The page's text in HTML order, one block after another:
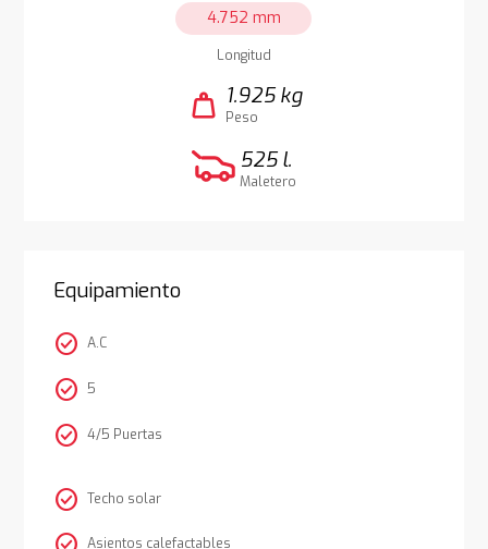
4.752 mm
Longitud
weight 1.925 kg
Peso
525 l.
Maletero
Equipamiento
check_circle A.C
check_circle 5
check_circle 4/5 Puertas
check_circle Techo solar
Asientos calefactables